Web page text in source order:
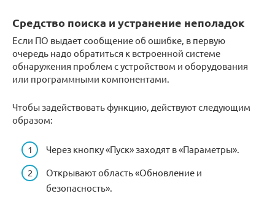
Средство поиска и устранение неполадок
Если ПО выдает сообщение об ошибке, в первую
очередь надо обратиться к встроенной системе
обнаружения проблем с устройством и оборудования
или программными компонентами.
Чтобы задействовать функцию, действуют следующим
образом:
Через кнопку «Пуск» заходят в «Параметры».
Открывают область «Обновление и
безопасность».